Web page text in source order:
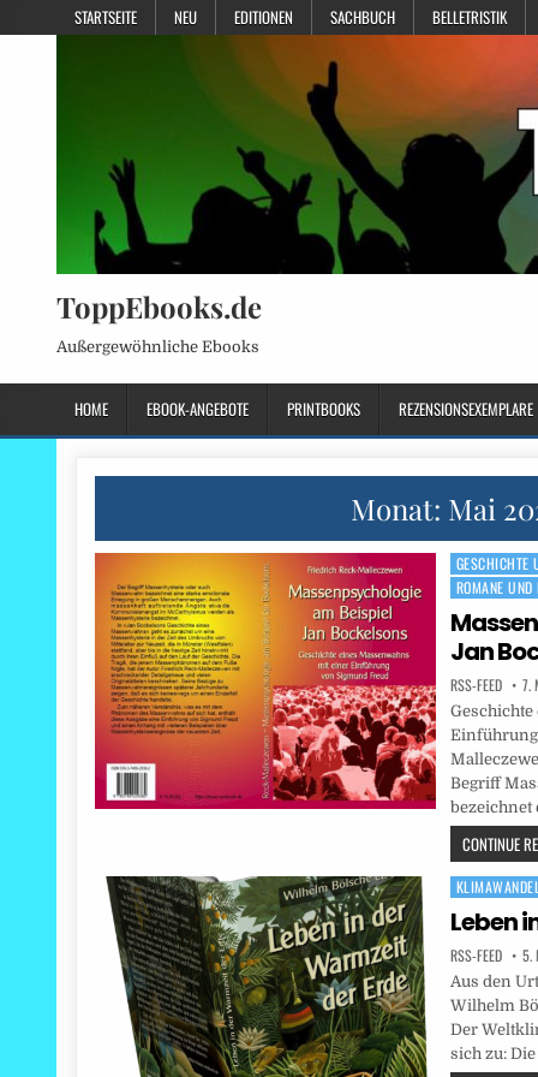
STARTSEITE NEU EDITIONEN SACHBUCH BELLETRISTIK
ToppEbooks.de
Außergewöhnliche Ebooks
HOME EBOOK-ANGEBOTE PRINTBOOKS REZENSIONSEXEMPLARE
Monat: Mai
Posted
in
GESCHICHTE
ROMANE UND
Jan
RSS-FEED 7.
Begriff
bezeichnet
CONTINUE
Posted
in
KLIMAWANDEL
Leben
RSS-FEED 5.
Aus den
Wilhelm
Der
sich zu: